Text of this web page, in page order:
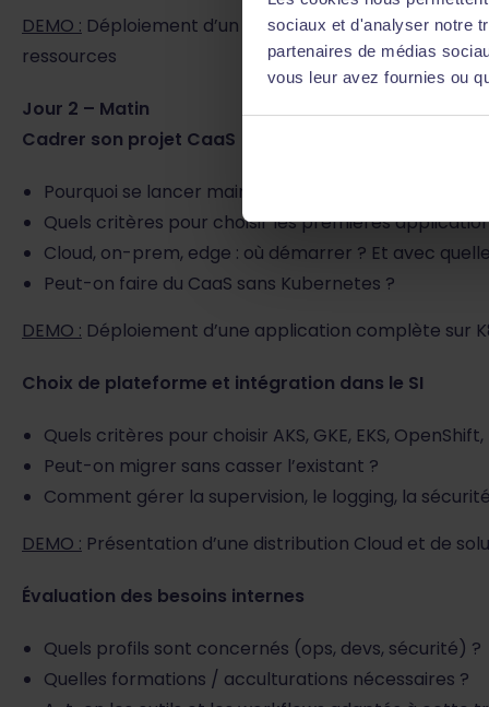
sociaux et d'analyser notre
partenaires de médias
vous leur avez fournies ou
DEMO : Déploiement d’un cluster K8S avec
ressources
Jour 2 – Matin
Cadrer son projet CaaS
Pourquoi se lancer maintenant ? Quels bénéfices
Quels critères pour choisir les premières
Cloud, on-prem, edge : où démarrer ? Et avec
Peut-on faire du CaaS sans Kubernetes ?
DEMO : Déploiement d’une application complète sur
Choix de plateforme et intégration dans le SI
Quels critères pour choisir AKS, GKE, EKS,
Peut-on migrer sans casser l’existant ?
Comment gérer la supervision, le logging, la
DEMO : Présentation d’une distribution Cloud et de
Évaluation des besoins internes
Quels profils sont concernés (ops, devs, sécurité) ?
Quelles formations / acculturations nécessaires ?